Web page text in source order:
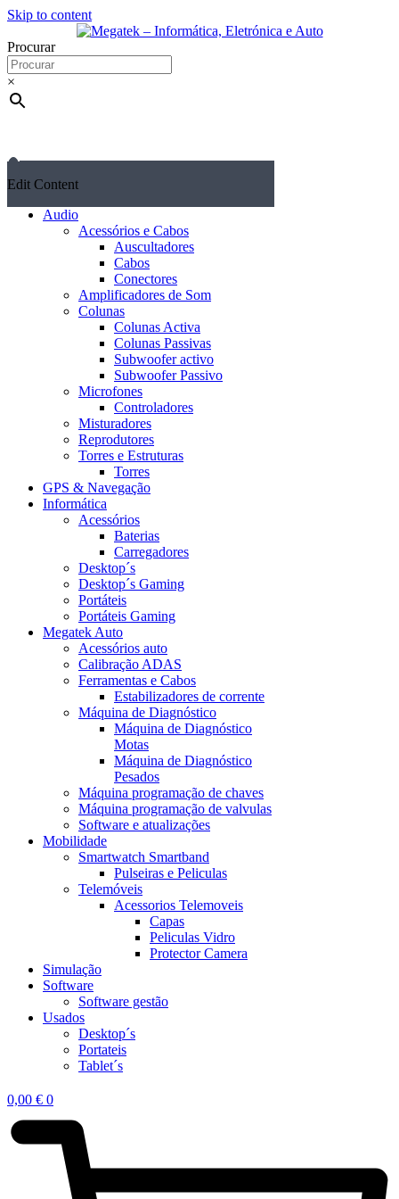
Skip to content
Procurar
×
Edit Content
Audio
Acessórios e Cabos
Auscultadores
Cabos
Conectores
Amplificadores de Som
Colunas
Colunas Activa
Colunas Passivas
Subwoofer activo
Subwoofer Passivo
Microfones
Controladores
Misturadores
Reprodutores
Torres e Estruturas
Torres
GPS & Navegação
Informática
Acessórios
Baterias
Carregadores
Desktop´s
Desktop´s Gaming
Portáteis
Portáteis Gaming
Megatek Auto
Acessórios auto
Calibração ADAS
Ferramentas e Cabos
Estabilizadores de corrente
Máquina de Diagnóstico
Máquina de Diagnóstico
Motas
Máquina de Diagnóstico
Pesados
Máquina programação de chaves
Máquina programação de valvulas
Software e atualizações
Mobilidade
Smartwatch Smartband
Pulseiras e Peliculas
Telemóveis
Acessorios Telemoveis
Capas
Peliculas Vidro
Protector Camera
Simulação
Software
Software gestão
Usados
Desktop´s
Portateis
Tablet´s
0,00 € 0